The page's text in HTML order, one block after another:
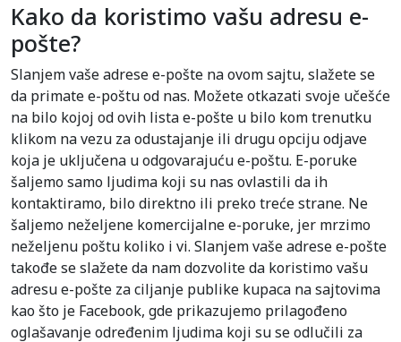
Kako da koristimo vašu adresu e-
pošte?
Slanjem vaše adrese e-pošte na ovom sajtu, slažete se
da primate e-poštu od nas. Možete otkazati svoje učešće
na bilo kojoj od ovih lista e-pošte u bilo kom trenutku
klikom na vezu za odustajanje ili drugu opciju odjave
koja je uključena u odgovarajuću e-poštu. E-poruke
šaljemo samo ljudima koji su nas ovlastili da ih
kontaktiramo, bilo direktno ili preko treće strane. Ne
šaljemo neželjene komercijalne e-poruke, jer mrzimo
neželjenu poštu koliko i vi. Slanjem vaše adrese e-pošte
takođe se slažete da nam dozvolite da koristimo vašu
adresu e-pošte za ciljanje publike kupaca na sajtovima
kao što je Facebook, gde prikazujemo prilagođeno
oglašavanje određenim ljudima koji su se odlučili za